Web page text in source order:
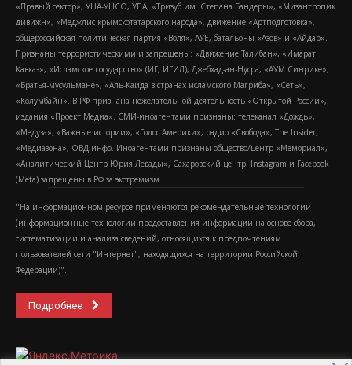
«Правый сектор», УНА-УНСО, УПА, «Тризуб им. Степана Бандеры», «Мизантропик
дивижн», «Меджлис крымскотатарского народа», движение «Артподготовка»,
общероссийская политическая партия «Воля», АУЕ, батальоны «Азов» и «Айдар».
Признаны террористическими и запрещены: «Движение Талибан», «Имарат
Кавказ», «Исламское государство» (ИГ, ИГИЛ), Джебхад-ан-Нусра, «АУМ Синрике»,
«Братья-мусульмане», «Аль-Каида в странах исламского Магриба», «Сеть»,
«Колумбайн». В РФ признана нежелательной деятельность «Открытой России»,
издания «Проект Медиа». СМИ-иноагентами признаны: телеканал «Дождь»,
«Медуза», «Важные истории», «Голос Америки», радио «Свобода», The Insider,
«Медиазона», ОВД-инфо. Иноагентами признаны общество/центр «Мемориал»,
«Аналитический Центр Юрия Левады», Сахаровский центр. Instagram и Facebook
(Metа) запрещены в РФ за экстремизм.
"На информационном ресурсе применяются рекомендательные технологии
(информационные технологии предоставления информации на основе сбора,
систематизации и анализа сведений, относящихся к предпочтениям
пользователей сети "Интернет", находящихся на территории Российской
Федерации)".
Подробнее